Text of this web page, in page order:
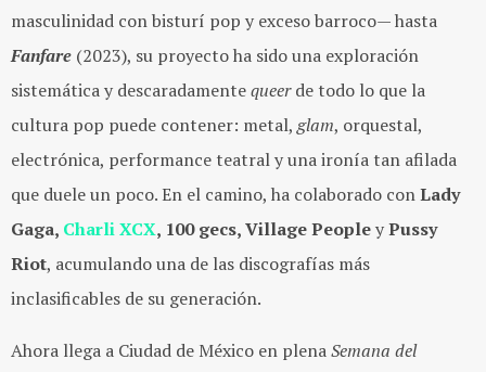
masculinidad con bisturí pop y exceso barroco— hasta
Fanfare (2023), su proyecto ha sido una exploración
sistemática y descaradamentequeerde todo lo que la
cultura pop puede contener: metal,glam, orquestal,
electrónica, performance teatral y una ironía tan afilada
que duele un poco. En el camino, ha colaborado conLady
Gaga, Charli XCX, 100 gecs, Village PeopleyPussy
Riot, acumulando una de las discografías más
inclasificables de su generación.
Ahora llega a Ciudad de México en plenaSemana del